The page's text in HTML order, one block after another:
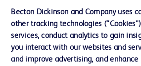
Notre entreprise
Éthique et conformité
Assistance
Becton Dickinson and Company uses
other tracking technologies
services, conduct analytics to gain
you interact with our websites and
and improve advertising, and enhance